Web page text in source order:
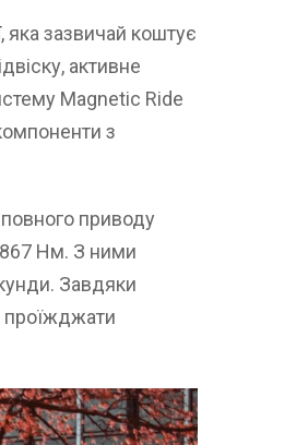
, яка зазвичай коштує
активне
Magnetic Ride
з
приводу
Нм. З ними
Завдяки
проїжджати